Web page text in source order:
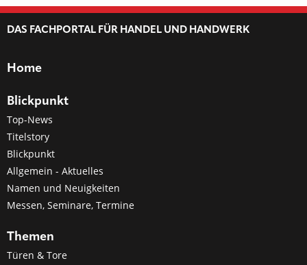
DAS FACHPORTAL FÜR HANDEL UND HANDWERK
Home
Blickpunkt
Top-News
Titelstory
Blickpunkt
Allgemein - Aktuelles
Namen und Neuigkeiten
Messen, Seminare, Termine
Themen
Türen & Tore